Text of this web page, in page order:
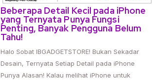
Beberapa Detail Kecil pada iPhone
yang Ternyata Punya Fungsi
Penting, Banyak Pengguna Belum
Tahu!
Halo Sobat IBGADGETSTORE! Bukan Sekadar
Desain, Ternyata Setiap Detail pada iPhone
Punya Alasan! Kalau melihat iPhone untuk